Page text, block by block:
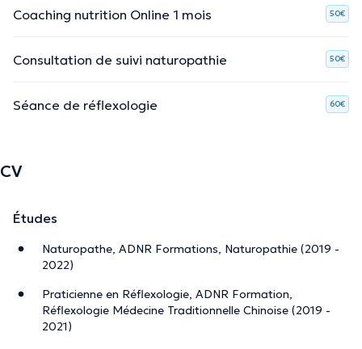
Coaching nutrition Online 1 mois 50€
Consultation de suivi naturopathie 50€
Séance de réflexologie 60€
CV
Études
Naturopathe, ADNR Formations, Naturopathie (2019 -
2022)
Praticienne en Réflexologie, ADNR Formation,
Réflexologie Médecine Traditionnelle Chinoise (2019 -
2021)